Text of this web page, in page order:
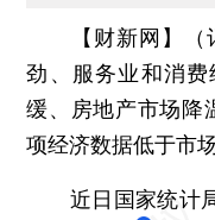
【财新网】（
劲、服务业和消
缓、房地产市场降
项经济数据低于市场
近日国家统计局